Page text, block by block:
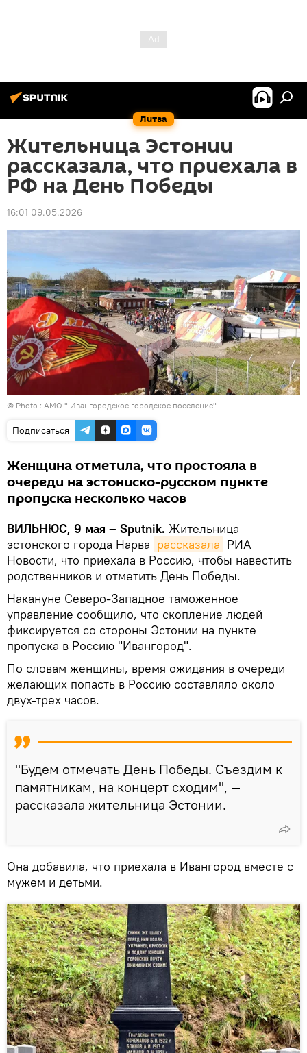
Литва
Жительница Эстонии
рассказала, что приехала в
РФ на День Победы
16:01 09.05.2026
© Photo : АМО " Ивангородское городское поселение"
Подписаться
Женщина отметила, что простояла в
очереди на эстониско-русском пункте
пропуска несколько часов
ВИЛЬНЮС, 9 мая – Sputnik. Жительница
эстонского города Нарва рассказала РИА
Новости, что приехала в Россию, чтобы навестить
родственников и отметить День Победы.
Накануне Северо-Западное таможенное
управление сообщило, что скопление людей
фиксируется со стороны Эстонии на пункте
пропуска в Россию "Ивангород".
По словам женщины, время ожидания в очереди
желающих попасть в Россию составляло около
двух-трех часов.
"Будем отмечать День Победы. Съездим к
памятникам, на концерт сходим", —
рассказала жительница Эстонии.
Она добавила, что приехала в Ивангород вместе с
мужем и детьми.